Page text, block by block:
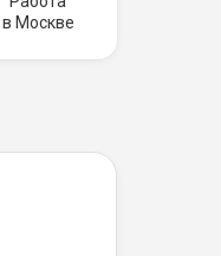
в Москве